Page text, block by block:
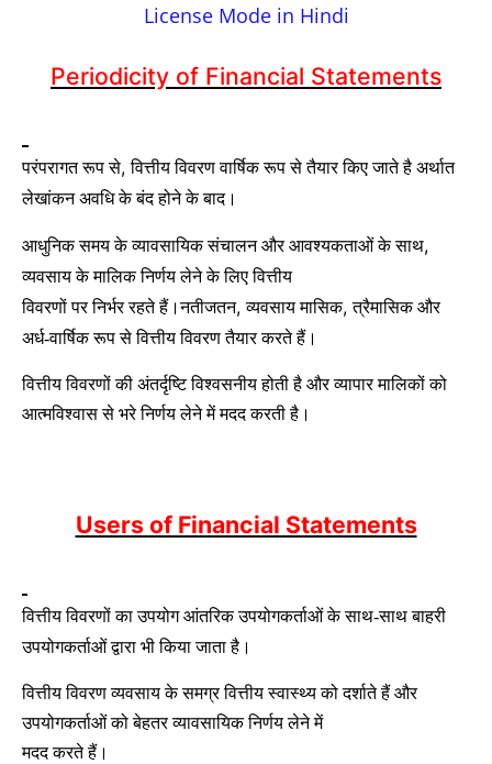
License Mode in Hindi
Periodicity of Financial Statements
परंपरागत रूप से,वित्तीय विवरण वार्षिक रूप से तैयार किए जाते है अर्थात
लेखांकन अवधि के बंद होने के बाद।
आधुनिक समय के व्यावसायिक संचालन और आवश्यकताओं के साथ,
व्यवसाय के मालिक निर्णय लेने के लिए वित्तीय
विवरणों पर निर्भर रहते हैं।नतीजतन,व्यवसाय मासिक,त्रैमासिक और
अर्ध-वार्षिक रूप से वित्तीय विवरण तैयार करते हैं।
वित्तीय विवरणों की अंतर्दृष्टि विश्वसनीय होती है और व्यापार मालिकों को
आत्मविश्वास से भरे निर्णय लेने में मदद करती है।
Users of Financial Statements
वित्तीय विवरणों का उपयोग आंतरिक उपयोगकर्ताओं के साथ-साथ बाहरी
उपयोगकर्ताओं द्वारा भी किया जाता है।
वित्तीय विवरण व्यवसाय के समग्र वित्तीय स्वास्थ्य को दर्शाते हैं और
उपयोगकर्ताओं को बेहतर व्यावसायिक निर्णय लेने में
मदद करते हैं।